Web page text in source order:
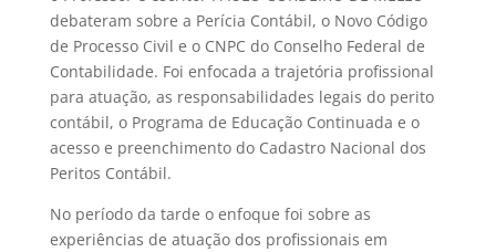
debateram sobre a Perícia Contábil, o Novo Código
de Processo Civil e o CNPC do Conselho Federal de
Contabilidade. Foi enfocada a trajetória profissional
para atuação, as responsabilidades legais do perito
contábil, o Programa de Educação Continuada e o
acesso e preenchimento do Cadastro Nacional dos
Peritos Contábil.
No período da tarde o enfoque foi sobre as
experiências de atuação dos profissionais em